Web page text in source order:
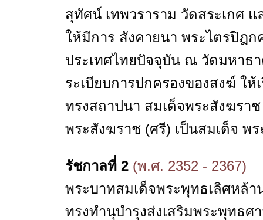
สุทัศน์ เทพวราราม วัดสระเกศ
ให้มีการ สังคายนา พระไตรปิฎ
ประเทศไทยปัจจุบัน ณ วัดมหาธ
ระเบียบการปกครองของสงฆ์ ใ
ทรงสถาปนา สมเด็จพระสังฆรา
พระสังฆราช (ศรี) เป็นสมเด็จ พ
รัชกาลที่ 2 (พ.ศ. 2352 - 2367)
พระบาทสมเด็จพระพุทธเลิศหล้า
ทรงทำนุบำรุงส่งเสริมพระพุทธ